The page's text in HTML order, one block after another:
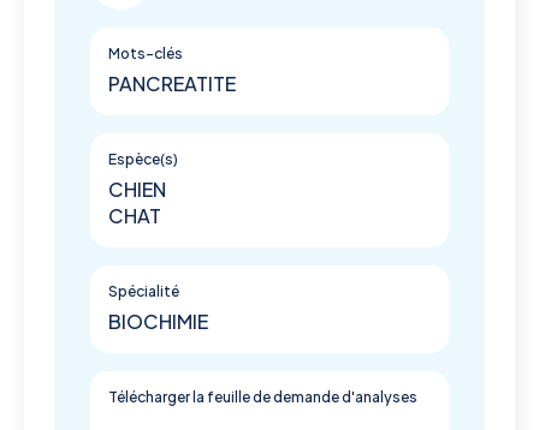
Mots-clés
PANCREATITE
Espèce(s)
CHIEN
CHAT
Spécialité
BIOCHIMIE
Télécharger la feuille de demande d'analyses